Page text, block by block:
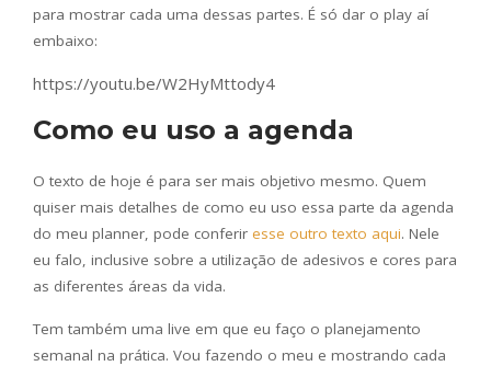
para mostrar cada uma dessas partes. É só dar o play aí
embaixo:
https://youtu.be/W2HyMttody4
Como eu uso a agenda
O texto de hoje é para ser mais objetivo mesmo. Quem
quiser mais detalhes de como eu uso essa parte da agenda
do meu planner, pode conferir esse outro texto aqui. Nele
eu falo, inclusive sobre a utilização de adesivos e cores para
as diferentes áreas da vida.
Tem também uma live em que eu faço o planejamento
semanal na prática. Vou fazendo o meu e mostrando cada